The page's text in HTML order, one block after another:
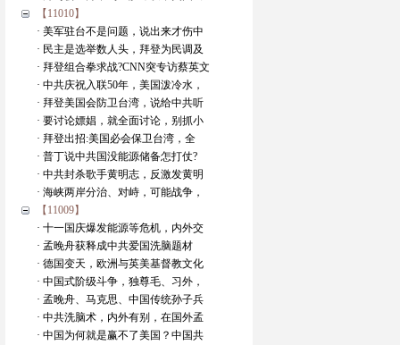
【11010】
· 美军驻台不是问题，说出来才伤中
· 民主是选举数人头，拜登为民调及
· 拜登组合拳求战?CNN突专访蔡英文
· 中共庆祝入联50年，美国泼冷水，
· 拜登美国会防卫台湾，说给中共听
· 要讨论嫖娼，就全面讨论，别抓小
· 拜登出招:美国必会保卫台湾，全
· 普丁说中共国没能源储备怎打仗?
· 中共封杀歌手黄明志，反激发黄明
· 海峡两岸分治、对峙，可能战争，
【11009】
· 十一国庆爆发能源等危机，内外交
· 孟晚舟获释成中共爱国洗脑题材
· 德国变天，欧洲与英美基督教文化
· 中国式阶级斗争，独尊毛、习外，
· 孟晚舟、马克思、中国传统孙子兵
· 中共洗脑术，内外有别，在国外孟
· 中国为何就是赢不了美国？中国共